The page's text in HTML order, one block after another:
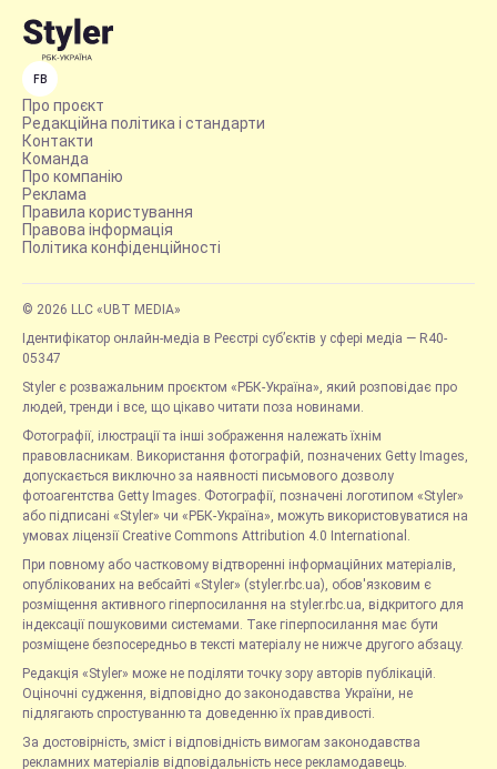
FB
Про проєкт
Редакційна політика і стандарти
Контакти
Команда
Про компанію
Реклама
Правила користування
Правова інформація
Політика конфіденційності
© 2026 LLC «UBT MEDIA»
Ідентифікатор онлайн-медіа в Реєстрі суб’єктів у сфері медіа — R40-
05347
Styler є розважальним проєктом «РБК-Україна», який розповідає про
людей, тренди і все, що цікаво читати поза новинами.
Фотографії, ілюстрації та інші зображення належать їхнім
правовласникам. Використання фотографій, позначених Getty Images,
допускається виключно за наявності письмового дозволу
фотоагентства Getty Images. Фотографії, позначені логотипом «Styler»
або підписані «Styler» чи «РБК-Україна», можуть використовуватися на
умовах ліцензії Creative Commons Attribution 4.0 International.
При повному або частковому відтворенні інформаційних матеріалів,
опублікованих на вебсайті «Styler» (styler.rbc.ua), обов'язковим є
розміщення активного гіперпосилання на styler.rbc.ua, відкритого для
індексації пошуковими системами. Таке гіперпосилання має бути
розміщене безпосередньо в тексті матеріалу не нижче другого абзацу.
Редакція «Styler» може не поділяти точку зору авторів публікацій.
Оціночні судження, відповідно до законодавства України, не
підлягають спростуванню та доведенню їх правдивості.
За достовірність, зміст і відповідність вимогам законодавства
рекламних матеріалів відповідальність несе рекламодавець.